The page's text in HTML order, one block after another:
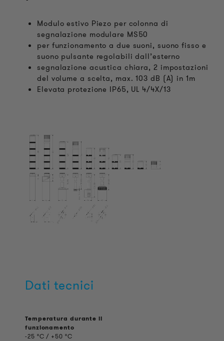
Modulo estivo Piezo per colonna di
segnalazione modulare MS50
per funzionamento a due suoni, suono fisso e
suono pulsante regolabili dall’esterno
segnalazione acustica chiara, 2 impostazioni
del volume a scelta, max. 103 dB (A) in 1m
Elevata protezione IP65, UL 4/4X/13
Dati tecnici
Temperatura durante il
funzionamento
-25 °C / +50 °C